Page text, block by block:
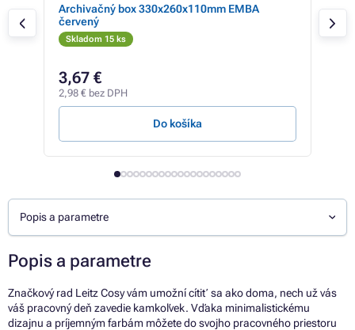
Archivačný box 330x260x110mm EMBA
červený
Skladom 15 ks
3,67 €
2,98 € bez DPH
Do košíka
Popis a parametre
Popis a parametre
Značkový rad Leitz Cosy vám umožní cítiť sa ako doma, nech už vás
váš pracovný deň zavedie kamkoľvek. Vďaka minimalistickému
dizajnu a príjemným farbám môžete do svojho pracovného priestoru